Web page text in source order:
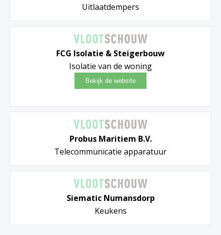
Uitlaatdempers
FCG Isolatie & Steigerbouw
Isolatie van de woning
Probus Maritiem B.V.
Telecommunicatie apparatuur
Siematic Numansdorp
Keukens